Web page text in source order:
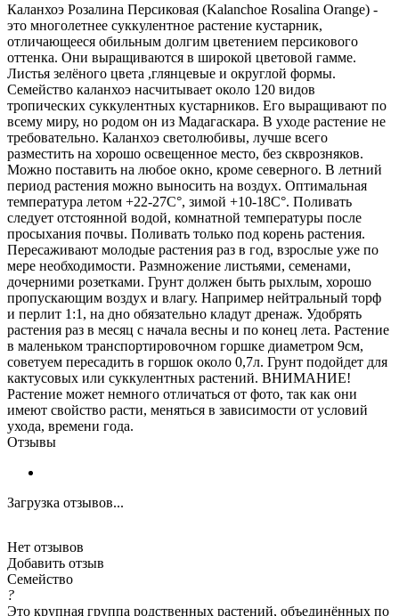
Каланхоэ Розалина Персиковая (Kalanchoe Rosalina Orange) -
это многолетнее суккулентное растение кустарник,
отличающееся обильным долгим цветением персикового
оттенка. Они выращиваются в широкой цветовой гамме.
Листья зелёного цвета ,глянцевые и округлой формы.
Семейство каланхоэ насчитывает около 120 видов
тропических суккулентных кустарников. Его выращивают по
всему миру, но родом он из Мадагаскара. В уходе растение не
требовательно. Каланхоэ светолюбивы, лучше всего
разместить на хорошо освещенное место, без скврозняков.
Можно поставить на любое окно, кроме северного. В летний
период растения можно выносить на воздух. Оптимальная
температура летом +22-27С°, зимой +10-18С°. Поливать
следует отстоянной водой, комнатной температуры после
просыхания почвы. Поливать только под корень растения.
Пересаживают молодые растения раз в год, взрослые уже по
мере необходимости. Размножение листьями, семенами,
дочерними розетками. Грунт должен быть рыхлым, хорошо
пропускающим воздух и влагу. Например нейтральный торф
и перлит 1:1, на дно обязательно кладут дренаж. Удобрять
растения раз в месяц с начала весны и по конец лета. Растение
в маленьком транспортировочном горшке диаметром 9см,
советуем пересадить в горшок около 0,7л. Грунт подойдет для
кактусовых или суккулентных растений. ВНИМАНИЕ!
Растение может немного отличаться от фото, так как они
имеют свойство расти, меняться в зависимости от условий
ухода, времени года.
Отзывы
Загрузка отзывов...
Нет отзывов
Добавить отзыв
Семейство
?
Это крупная группа родственных растений, объединённых по